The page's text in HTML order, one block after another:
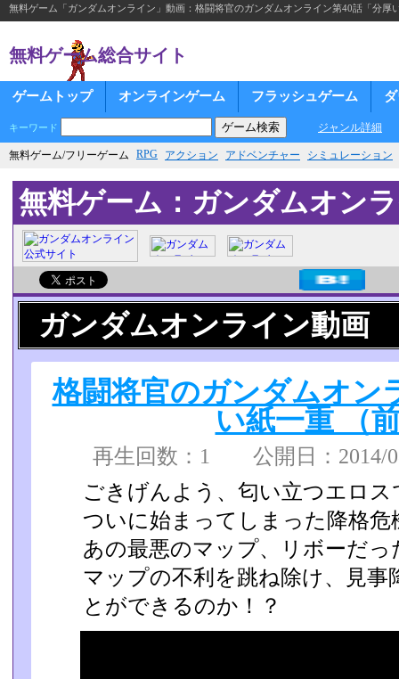
無料ゲーム「ガンダムオンライン」動画：格闘将官のガンダムオンライン第40話「分厚
無料ゲーム総合サイト
ゲームトップ オンラインゲーム フラッシュゲーム
キーワード ジャンル詳細
無料ゲーム/フリーゲーム RPG アクション アドベンチャー シミュレーション
無料ゲーム：ガンダムオン
ガンダムオンライン動画
格闘将官のガンダムオン
い紙一重 （
再生回数：1 公開日：2014/
ごきげんよう、匂い立つエロス
ついに始まってしまった降格
あの最悪のマップ、リボーだっ
マップの不利を跳ね除け、見事
とができるのか！？